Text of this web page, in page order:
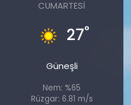
CUMARTESI
27°
Güneşli
Nem: %65
Rüzgar: 6.81 m/s